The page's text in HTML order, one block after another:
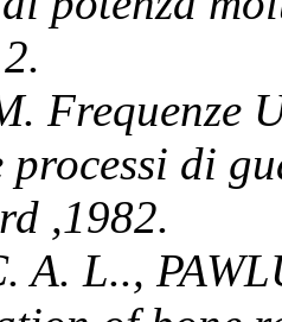
Frequenze
processi di
,1982.
A. L..,